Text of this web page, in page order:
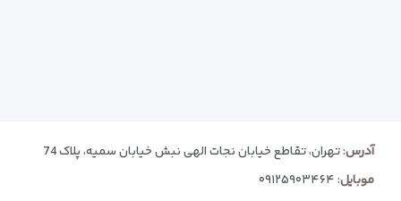
آدرس: تهران، تقاطع خیابان نجات الهی نبش خیابان سمیه، پلاک 74
موبایل:۰۹۱۲۵۹۰۳۴۶۴